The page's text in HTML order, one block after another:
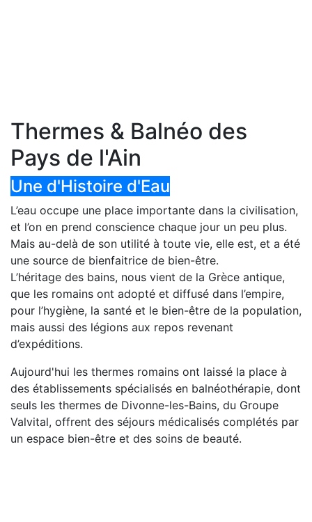
Thermes & Balnéo des
Pays de l'Ain
Une d'Histoire d'Eau
L’eau occupe une place importante dans la civilisation,
et l’on en prend conscience chaque jour un peu plus.
Mais au-delà de son utilité à toute vie, elle est, et a été
une source de bienfaitrice de bien-être.
L’héritage des bains, nous vient de la Grèce antique,
que les romains ont adopté et diffusé dans l’empire,
pour l’hygiène, la santé et le bien-être de la population,
mais aussi des légions aux repos revenant
d’expéditions.
Aujourd'hui les thermes romains ont laissé la place à
des établissements spécialisés en balnéothérapie, dont
seuls les thermes de Divonne-les-Bains, du Groupe
Valvital, offrent des séjours médicalisés complétés par
un espace bien-être et des soins de beauté.